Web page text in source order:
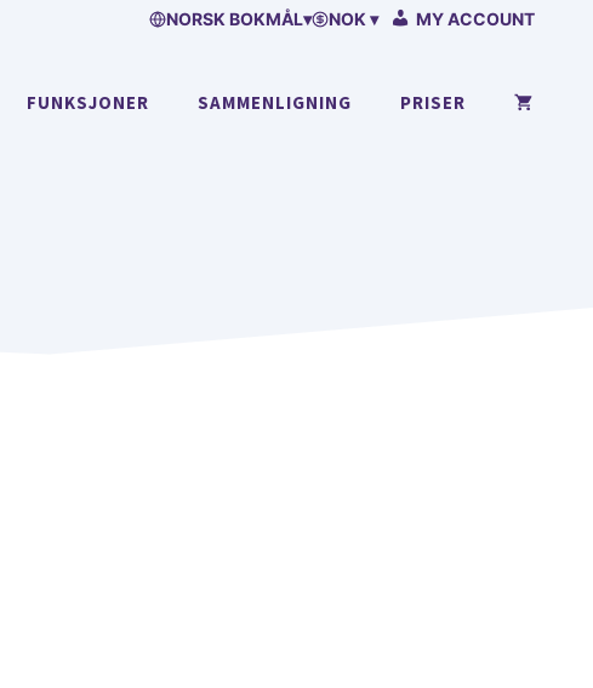
NORSK BOKMÅL▾ NOK ▾ MY ACCOUNT
FUNKSJONER SAMMENLIGNING PRISER